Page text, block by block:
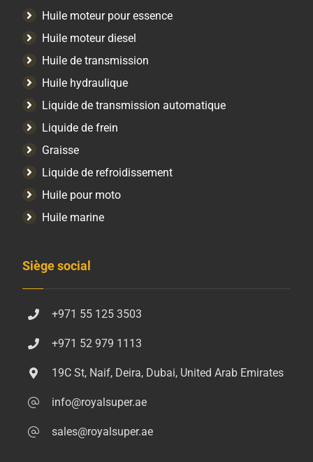
Huile moteur pour essence
Huile moteur diesel
Huile de transmission
Huile hydraulique
Liquide de transmission automatique
Liquide de frein
Graisse
Liquide de refroidissement
Huile pour moto
Huile marine
Siège social
+971 55 125 3503
+971 52 979 1113
19C St, Naif, Deira, Dubai, United Arab Emirates
info@royalsuper.ae
sales@royalsuper.ae